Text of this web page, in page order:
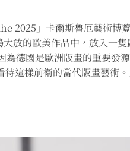
2025」卡爾斯魯厄藝術博
放的歐美作品中，放入一隻
為德國是歐洲版畫的重要發
這樣前衛的當代版畫藝術